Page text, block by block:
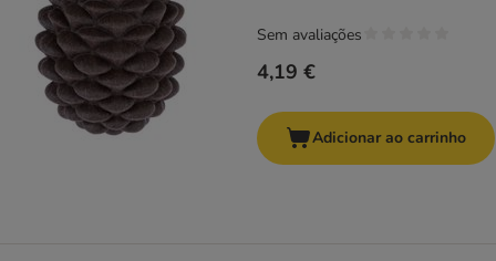
4,19 €
Sem avaliações
Adicionar ao carrinho